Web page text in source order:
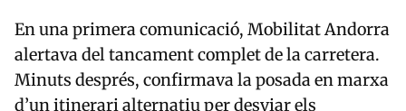
En una primera comunicació, Mobilitat Andorra
alertava del tancament complet de la carretera.
Minuts després, confirmava la posada en marxa
d’un itinerari alternatiu per desviar els